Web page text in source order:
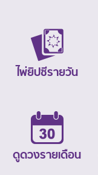
ไพ่ยิปซีรายวัน
ดูดวงรายเดือน